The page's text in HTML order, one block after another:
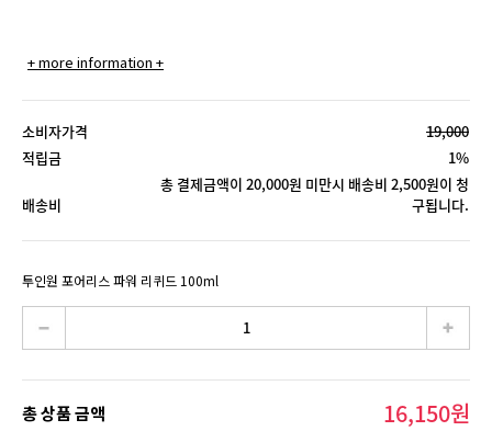
+ more information +
소비자가격
19,000
적립금
1%
배송비
총 결제금액이 20,000원 미만시 배송비 2,500원이 청
구됩니다.
투인원 포어리스 파워 리퀴드 100ml
총 상품 금액 16,150원